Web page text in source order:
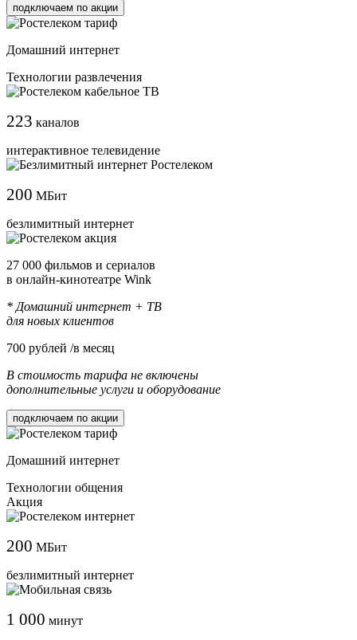
подключаем по акции
Домашний интернет
Технологии развлечения
223 каналов
интерактивное телевидение
200 МБит
безлимитный интернет
27 000 фильмов и сериалов
в онлайн-кинотеатре Wink
* Домашний интернет + ТВ
для новых клиентов
700 рублей /в месяц
В стоимость тарифа не включены
дополнительные услуги и оборудование
подключаем по акции
Домашний интернет
Технологии общения
Акция
200 МБит
безлимитный интернет
1 000 минут